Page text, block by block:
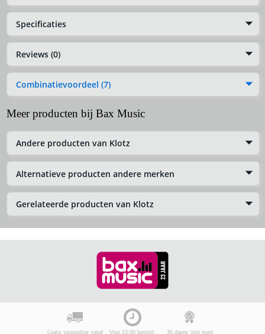
Specificaties
Reviews (0)
Combinatievoordeel (7)
Meer producten bij Bax Music
Andere producten van Klotz
Alternatieve producten andere merken
Gerelateerde producten van Klotz
Gratis verzending vanaf Voor 23:00 besteld, 30 dagen 'niet goed